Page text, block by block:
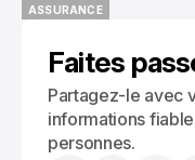
ASSURANCE
Faites
Partagez-le avec
informations
personnes.